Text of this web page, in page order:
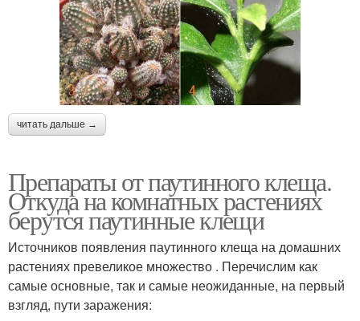
читать дальше →
Препараты от паутинного клеща.
Откуда на комнатных растениях
берутся паутинные клещи
Источников появления паутинного клеща на домашних
растениях превеликое множество . Перечислим как
самые основные, так и самые неожиданные, на первый
взгляд, пути заражения: